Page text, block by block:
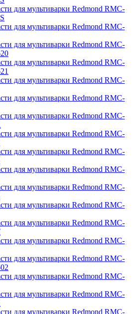
для мультиварки Redmond RMC-
для мультиварки Redmond RMC-
для мультиварки Redmond RMC-
для мультиварки Redmond RMC-
для мультиварки Redmond RMC-
для мультиварки Redmond RMC-
для мультиварки Redmond RMC-
для мультиварки Redmond RMC-
для мультиварки Redmond RMC-
для мультиварки Redmond RMC-
для мультиварки Redmond RMC-
для мультиварки Redmond RMC-
для мультиварки Redmond RMC-
для мультиварки Redmond RMC-
для мультиварки Redmond RMC-
для мультиварки Redmond RMC-
для мультиварки Redmond RMC-
для мультиварки Redmond RMC-